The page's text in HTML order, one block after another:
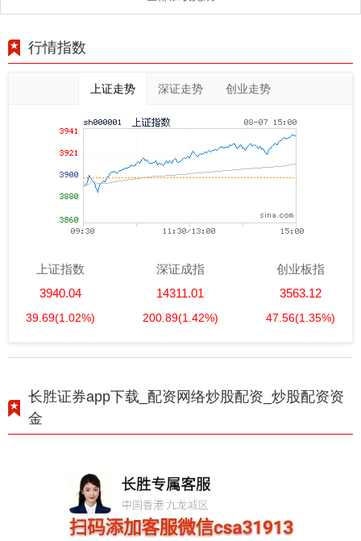
行情指数
上证走势 深证走势 创业走势
上证指数
3940.04
39.69(1.02%)
深证成指
14311.01
200.89(1.42%)
创业板指
3563.12
47.56(1.35%)
长胜证券app下载_配资网络炒股配资_炒股配资资
金